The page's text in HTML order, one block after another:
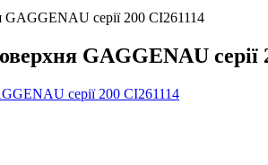
GAGGENAU серії 200 CI261114
GAGGENAU серії